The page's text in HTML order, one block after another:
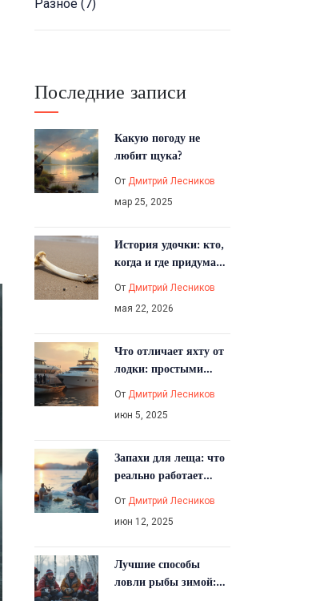
Разное (7)
Последние записи
Какую погоду не
любит щука?
От Дмитрий Лесников
мар 25, 2025
История удочки: кто,
когда и где придумал
для рыбалки
От Дмитрий Лесников
мая 22, 2026
Что отличает яхту от
лодки: простыми
От Дмитрий Лесников
июн 5, 2025
Запахи для леща: что
реально работает
От Дмитрий Лесников
июн 12, 2025
Лучшие способы
ловли рыбы зимой: